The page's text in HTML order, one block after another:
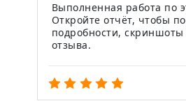
Выполненная работа по
Откройте отчёт, чтобы
подробности,
отзыва.